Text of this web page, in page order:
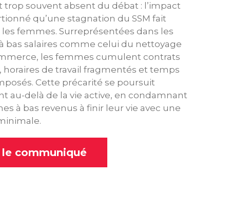
trop souvent absent du débat : l’impact
qu’une stagnation du SSM fait
femmes. Surreprésentées dans les
bas salaires comme celui du nettoyage
les femmes cumulent contrats
horaires de travail fragmentés et temps
Cette précarité se poursuit
au-delà de la vie active, en condamnant
à bas revenus à finir leur vie avec une
communiqué